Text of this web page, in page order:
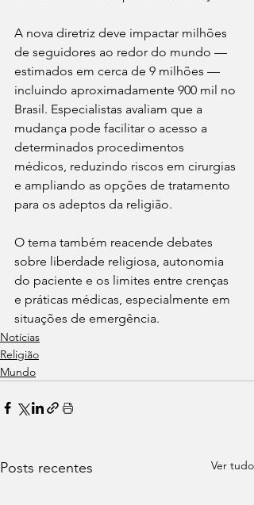
A nova diretriz deve impactar milhões
de seguidores ao redor do mundo —
estimados em cerca de 9 milhões —
incluindo aproximadamente 900 mil no
Brasil. Especialistas avaliam que a
mudança pode facilitar o acesso a
determinados procedimentos
médicos, reduzindo riscos em cirurgias
e ampliando as opções de tratamento
para os adeptos da religião.
O tema também reacende debates
sobre liberdade religiosa, autonomia
do paciente e os limites entre crenças
e práticas médicas, especialmente em
situações de emergência.
Notícias
Religião
Mundo
Posts recentes Ver tudo